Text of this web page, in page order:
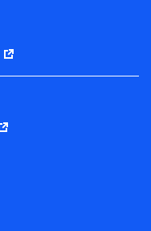
会員であったこと
2019年12月10日以
の利用目的の範囲内
ンシャルグループ
を共同利用しま
目】
ナンシャルグルー